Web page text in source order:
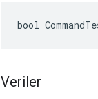
bool
Veriler